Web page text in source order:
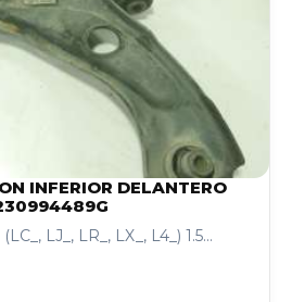
INFERIOR DELANTERO
LJ_, LR_, LX_, L4_) 1.5...